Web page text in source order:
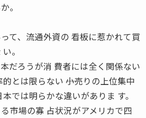
。
て、流通外資の 看板に惹かれて買
。
だろうが消 費者には全く関係ない
とは限らない ――小売りの上位集中
では明らかな違いがありま す。
市場の寡 占状況がアメリカで四